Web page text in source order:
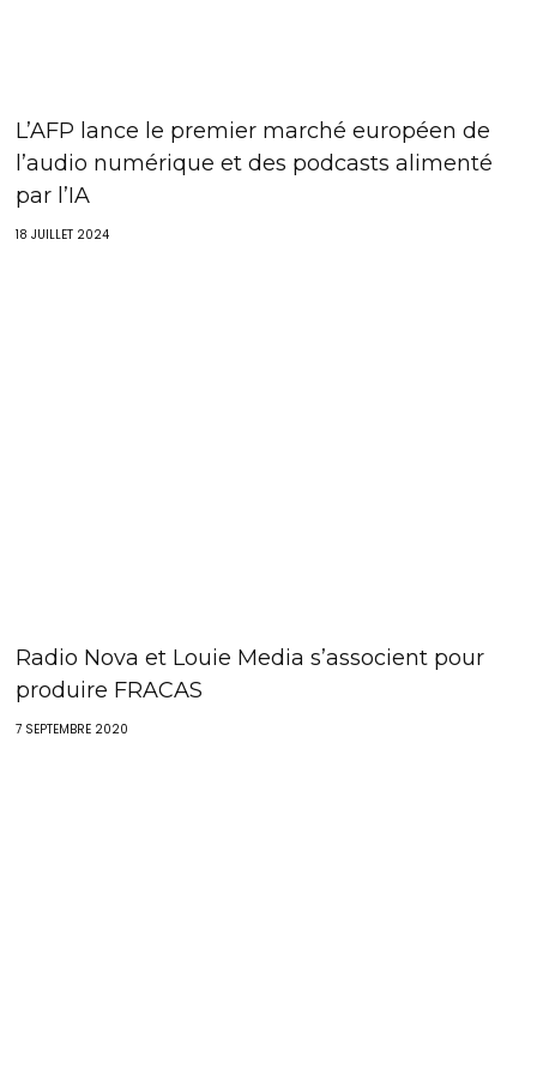
L’AFP lance le premier marché européen de
l’audio numérique et des podcasts alimenté
par l’IA
18 JUILLET 2024
Radio Nova et Louie Media s’associent pour
produire FRACAS
7 SEPTEMBRE 2020